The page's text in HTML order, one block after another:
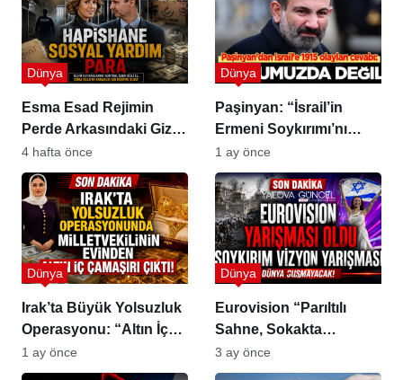
Esma Esad Rejimin
Perde Arkasındaki Gizli
Güç
Dünya
4 hafta önce
Paşinyan: “İsrail’in
Ermeni Soykırımı’nı
Tanımayacağız”
Dünya
1 ay önce
Irak’ta Büyük Yolsuzluk
Operasyonu: “Altın İç
Çamaşırı”
Dünya
1 ay önce
Eurovision “Parıltılı
Sahne, Sokakta
Soykırım Tepkisi”
Dünya
3 ay önce